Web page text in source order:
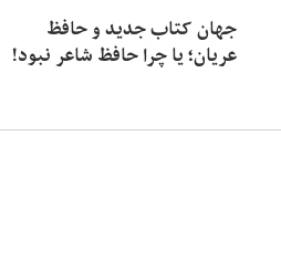
جهان کتاب جدید و حافظ
عریان؛ یا چرا حافظ شاعر نبود!